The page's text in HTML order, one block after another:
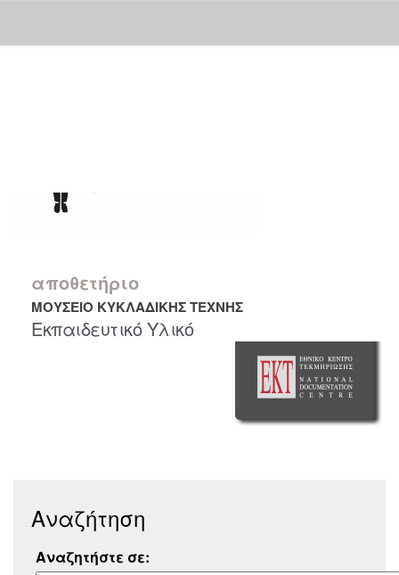
αποθετήριο
ΜΟΥΣΕΙΟ ΚΥΚΛΑΔΙΚΗΣ ΤΕΧΝΗΣ
Εκπαιδευτικό Υλικό
Αναζήτηση
Αναζητήστε σε: